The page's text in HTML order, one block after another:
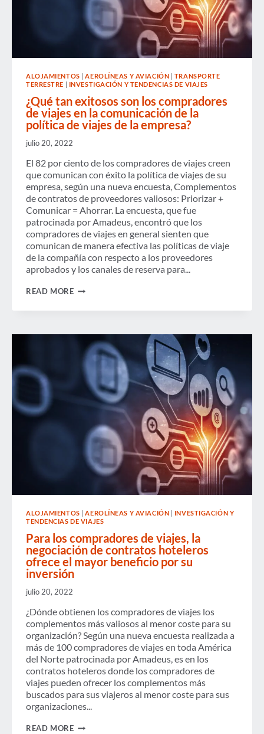
ALOJAMIENTOS |AEROLÍNEAS Y AVIACIÓN | TRANSPORTE
TERRESTRE | INVESTIGACIÓN Y TENDENCIAS DE VIAJES
¿Qué tan exitosos son los compradores
de viajes en la comunicación de la
política de viajes de la empresa?
julio 20, 2022
El 82 por ciento de los compradores de viajes creen
que comunican con éxito la política de viajes de su
empresa, según una nueva encuesta, Complementos
de contratos de proveedores valiosos: Priorizar +
Comunicar = Ahorrar. La encuesta, que fue
patrocinada por Amadeus, encontró que los
compradores de viajes en general sienten que
comunican de manera efectiva las políticas de viaje
de la compañía con respecto a los proveedores
aprobados y los canales de reserva para...
READ MORE¿QUÉ
COMPRADORES
VIAJES
COMUNICACIÓN
POLÍTICA
VIAJES
EMPRESA?
ALOJAMIENTOS |AEROLÍNEAS Y AVIACIÓN | INVESTIGACIÓN Y
TENDENCIAS DE VIAJES
Para los compradores de viajes, la
negociación de contratos hoteleros
ofrece el mayor beneficio por su
inversión
julio 20, 2022
¿Dónde obtienen los compradores de viajes los
complementos más valiosos al menor coste para su
organización? Según una nueva encuesta realizada a
más de 100 compradores de viajes en toda América
del Norte patrocinada por Amadeus, es en los
contratos hoteleros donde los compradores de
viajes pueden ofrecer los complementos más
buscados para sus viajeros al menor coste para sus
organizaciones...
READ MOREPARA